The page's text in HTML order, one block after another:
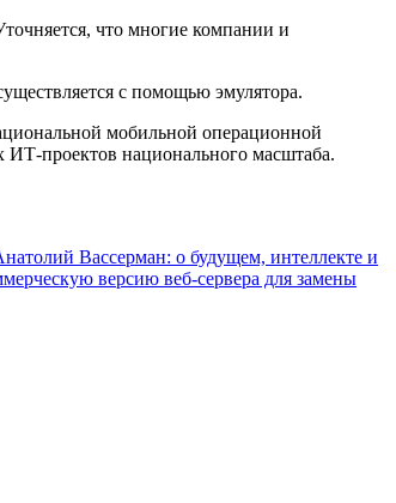
что многие компании и
с помощью эмулятора.
мобильной операционной
проектов национального масштаба.
Вассерман: о будущем, интеллекте и
версию веб-сервера для замены